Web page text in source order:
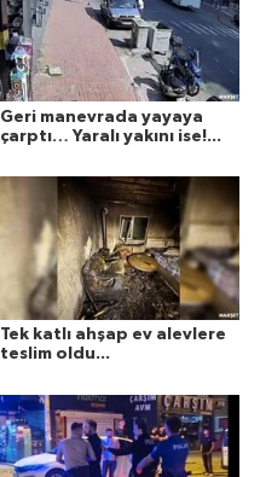
Geri manevrada yayaya
çarptı… Yaralı yakını ise!...
Tek katlı ahşap ev alevlere
teslim oldu...